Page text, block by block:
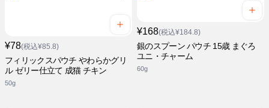
¥78(税込¥85.8)
フィリックスパウチ やわらかグリ
ル ゼリー仕立て 成猫 チキン
50g
¥168(税込¥184.8)
銀のスプーン パウチ 15歳 まぐろ
ユニ・チャーム
60g